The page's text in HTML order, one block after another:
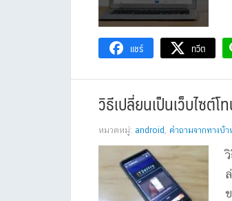
แชร์ ทวีต
วิธีเปลี่ยนเป็นเว็บไซ
หมวดหมู่: android , คำถามจากทางบ้า